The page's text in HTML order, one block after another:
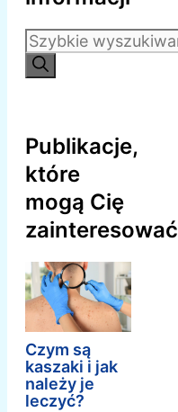
Szukaj:
Publikacje,
które
mogą Cię
zainteresować
Czym są
kaszaki i jak
należy je
leczyć?